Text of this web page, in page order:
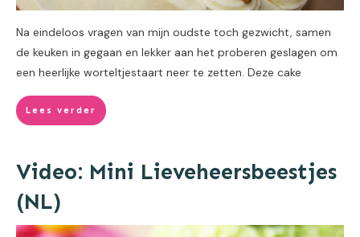
Na eindeloos vragen van mijn oudste toch gezwicht, samen
de keuken in gegaan en lekker aan het proberen geslagen om
een heerlijke worteltjestaart neer te zetten. Deze cake
Lees verder
Video: Mini Lieveheersbeestjes
(NL)